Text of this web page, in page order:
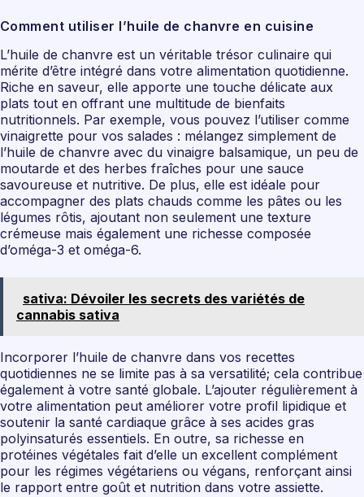
Comment utiliser l’huile de chanvre en cuisine
L’huile de chanvre est un véritable trésor culinaire qui
mérite d’être intégré dans votre alimentation quotidienne.
Riche en saveur, elle apporte une touche délicate aux
plats tout en offrant une multitude de bienfaits
nutritionnels. Par exemple, vous pouvez l’utiliser comme
vinaigrette pour vos salades : mélangez simplement de
l’huile de chanvre avec du vinaigre balsamique, un peu de
moutarde et des herbes fraîches pour une sauce
savoureuse et nutritive. De plus, elle est idéale pour
accompagner des plats chauds comme les pâtes ou les
légumes rôtis, ajoutant non seulement une texture
crémeuse mais également une richesse composée
d’oméga-3 et oméga-6.
sativa: Dévoiler les secrets des variétés de
cannabis sativa
Incorporer l’huile de chanvre dans vos recettes
quotidiennes ne se limite pas à sa versatilité; cela contribue
également à votre santé globale. L’ajouter régulièrement à
votre alimentation peut améliorer votre profil lipidique et
soutenir la santé cardiaque grâce à ses acides gras
polyinsaturés essentiels. En outre, sa richesse en
protéines végétales fait d’elle un excellent complément
pour les régimes végétariens ou végans, renforçant ainsi
le rapport entre goût et nutrition dans votre assiette.